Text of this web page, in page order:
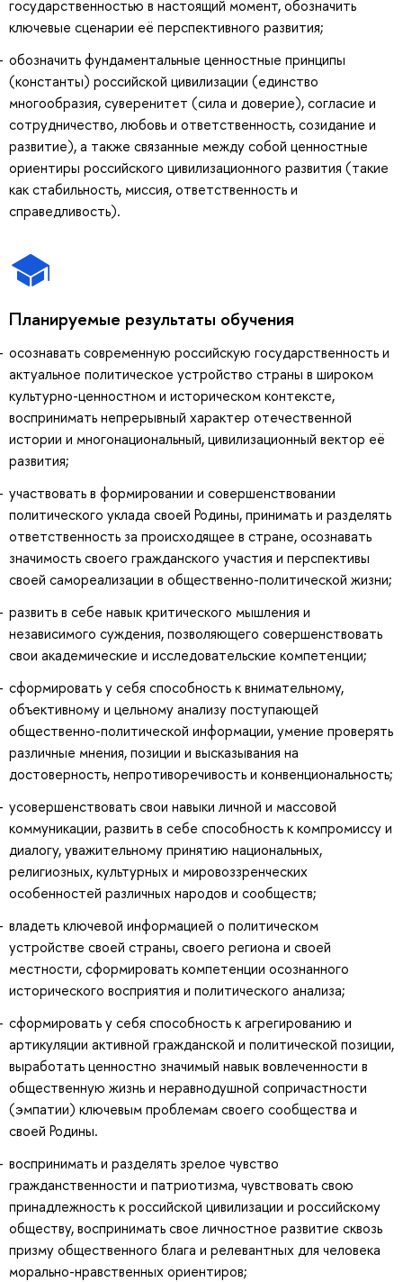
государственностью в настоящий момент, обозначить
ключевые сценарии её перспективного развития;
обозначить фундаментальные ценностные принципы
(константы) российской цивилизации (единство
многообразия, суверенитет (сила и доверие), согласие и
сотрудничество, любовь и ответственность, созидание и
развитие), а также связанные между собой ценностные
ориентиры российского цивилизационного развития (такие
как стабильность, миссия, ответственность и
справедливость).
Планируемые результаты обучения
осознавать современную российскую государственность и
актуальное политическое устройство страны в широком
культурно-ценностном и историческом контексте,
воспринимать непрерывный характер отечественной
истории и многонациональный, цивилизационный вектор её
развития;
участвовать в формировании и совершенствовании
политического уклада своей Родины, принимать и разделять
ответственность за происходящее в стране, осознавать
значимость своего гражданского участия и перспективы
своей самореализации в общественно-политической жизни;
развить в себе навык критического мышления и
независимого суждения, позволяющего совершенствовать
свои академические и исследовательские компетенции;
сформировать у себя способность к внимательному,
объективному и цельному анализу поступающей
общественно-политической информации, умение проверять
различные мнения, позиции и высказывания на
достоверность, непротиворечивость и конвенциональность;
усовершенствовать свои навыки личной и массовой
коммуникации, развить в себе способность к компромиссу и
диалогу, уважительному принятию национальных,
религиозных, культурных и мировоззренческих
особенностей различных народов и сообществ;
владеть ключевой информацией о политическом
устройстве своей страны, своего региона и своей
местности, сформировать компетенции осознанного
исторического восприятия и политического анализа;
сформировать у себя способность к агрегированию и
артикуляции активной гражданской и политической позиции,
выработать ценностно значимый навык вовлеченности в
общественную жизнь и неравнодушной сопричастности
(эмпатии) ключевым проблемам своего сообщества и
своей Родины.
воспринимать и разделять зрелое чувство
гражданственности и патриотизма, чувствовать свою
принадлежность к российской цивилизации и российскому
обществу, воспринимать свое личностное развитие сквозь
призму общественного блага и релевантных для человека
морально-нравственных ориентиров;